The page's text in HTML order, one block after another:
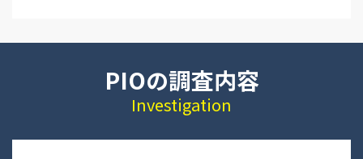
PIOの調査内容
Investigation